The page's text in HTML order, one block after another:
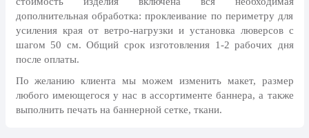
24 мая, День славянской
письменности и культуры
28 мая, День пограничника
8 июня, День социального работника
дополнительная обработка: проклеивание по периметру для
усиления края от ветро-нагрузки и установка люверсов с
шагом 50 см. Общий срок изготовления 1-2 рабочих дня
после оплаты.
По желанию клиента мы можем изменить макет, размер
любого имеющегося у нас в ассортименте баннера, а также
выполнить печать на баннерной сетке, ткани.